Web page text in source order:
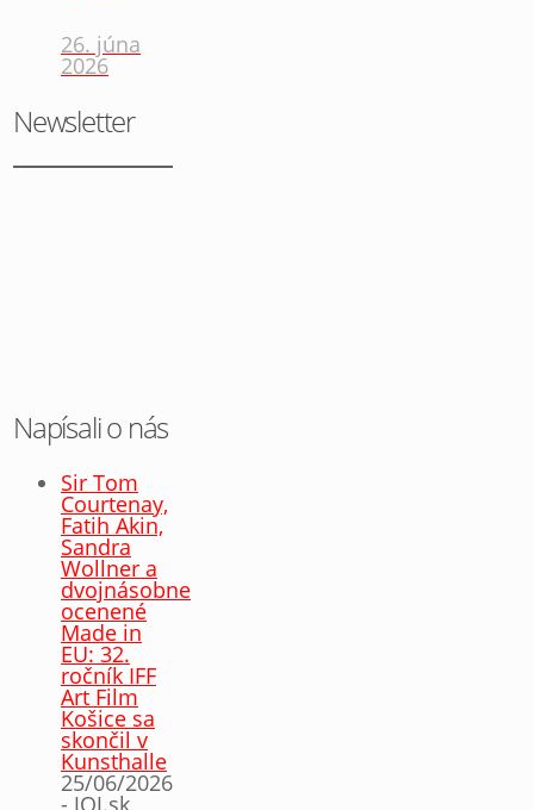
26. júna
2026
Newsletter
Napísali o nás
Sir Tom
Courtenay,
Fatih Akin,
Sandra
Wollner a
dvojnásobne
ocenené
Made in
EU: 32.
ročník IFF
Art Film
Košice sa
skončil v
Kunsthalle
25/06/2026
- JOJ.sk